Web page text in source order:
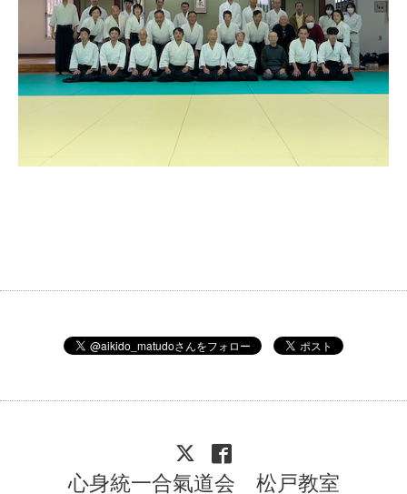
心身統一合氣道会 松戸教室